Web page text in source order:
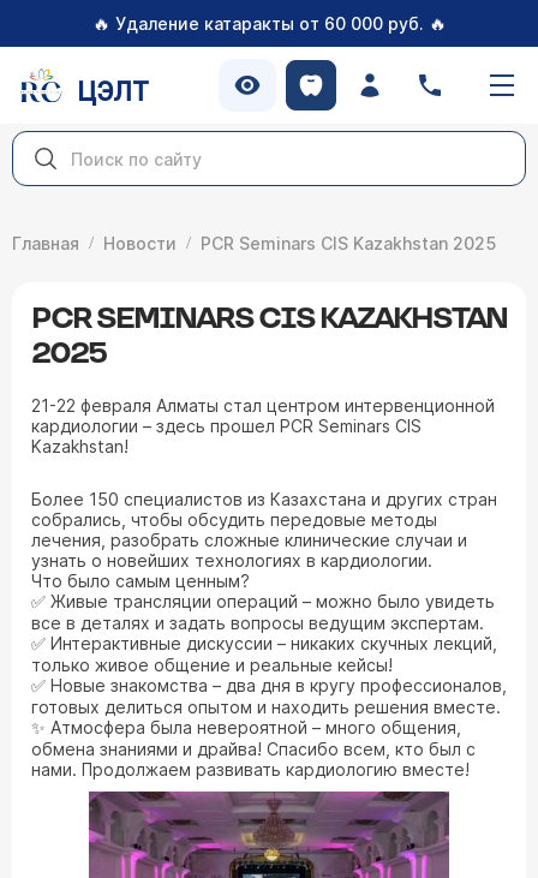
🔥 Удаление катаракты от 60 000 руб. 🔥
ЦЭЛТ
Главная Новости PCR Seminars CIS Kazakhstan 2025
PCR SEMINARS CIS KAZAKHSTAN
2025
21-22 февраля Алматы стал центром интервенционной
кардиологии – здесь прошел PCR Seminars CIS
Kazakhstan!
Более 150 специалистов из Казахстана и других стран
собрались, чтобы обсудить передовые методы
лечения, разобрать сложные клинические случаи и
узнать о новейших технологиях в кардиологии.
Что было самым ценным?
✅ Живые трансляции операций – можно было увидеть
все в деталях и задать вопросы ведущим экспертам.
✅ Интерактивные дискуссии – никаких скучных лекций,
только живое общение и реальные кейсы!
✅ Новые знакомства – два дня в кругу профессионалов,
готовых делиться опытом и находить решения вместе.
✨ Атмосфера была невероятной – много общения,
обмена знаниями и драйва! Спасибо всем, кто был с
нами. Продолжаем развивать кардиологию вместе!